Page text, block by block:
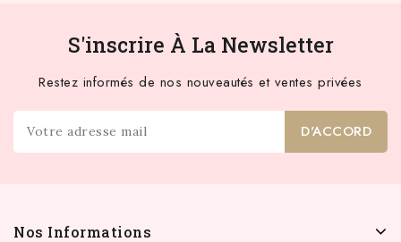
S'inscrire À La Newsletter
Restez informés de nos nouveautés et ventes privées
Nos Informations